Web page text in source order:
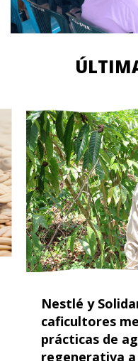
Nestlé y
caficultores
prácticas de
regenerativa